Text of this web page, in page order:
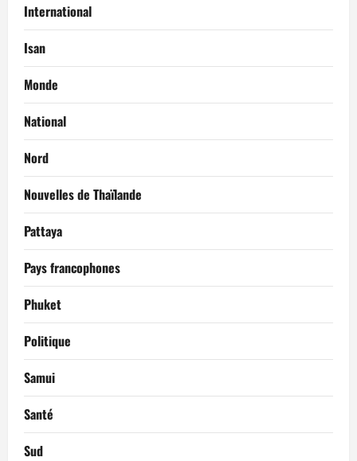
International
Isan
Monde
National
Nord
Nouvelles de Thaïlande
Pattaya
Pays francophones
Phuket
Politique
Samui
Santé
Sud